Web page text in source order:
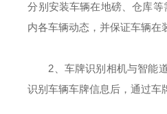
分别安装车辆在地磅、仓库
内各车辆动态，并保证车辆在
2、车牌识别相机与智能
识别车辆车牌信息后，通过车